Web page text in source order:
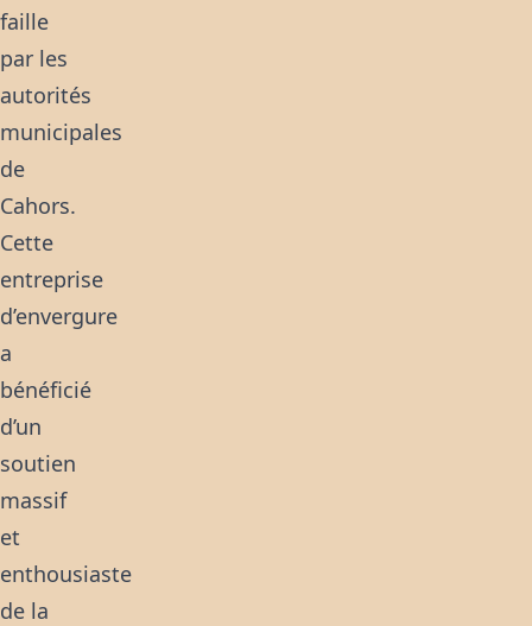
faille
par les
autorités
municipales
de
Cahors.
Cette
entreprise
d’envergure
a
bénéficié
d’un
soutien
massif
et
enthousiaste
de la